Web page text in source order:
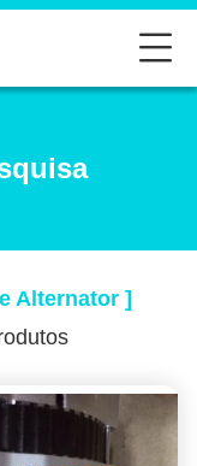
Alternator ]